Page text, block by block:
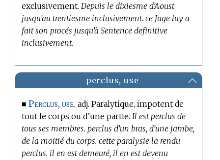
exclusivement. Depuis le dixiesme d’Aoust
jusqu’au trentiesme inclusivement. ce Juge luy a
fait son procés jusqu’à Sentence definitive
inclusivement.
perclus, use
■Perclus, use. adj. Paralytique, impotent de
tout le corps ou d’une partie.Il est perclus de
tous ses membres. perclus d’un bras, d’une jambe,
de la moitié du corps. cette paralysie la rendu
perclus. il en est demeuré, il en est devenu